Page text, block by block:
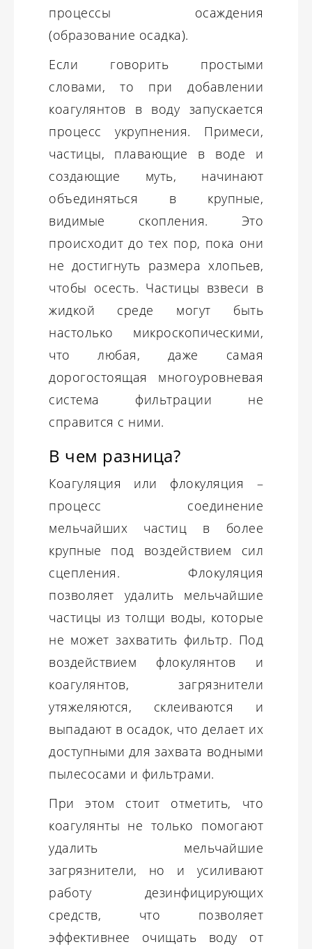
процессы осаждения
(образование осадка).
Если говорить простыми
словами, то при добавлении
коагулянтов в воду запускается
процесс укрупнения. Примеси,
частицы, плавающие в воде и
создающие муть, начинают
объединяться в крупные,
видимые скопления. Это
происходит до тех пор, пока они
не достигнуть размера хлопьев,
чтобы осесть. Частицы взвеси в
жидкой среде могут быть
настолько микроскопическими,
что любая, даже самая
дорогостоящая многоуровневая
система фильтрации не
справится с ними.
В чем разница?
Коагуляция или флокуляция –
процесс соединение
мельчайших частиц в более
крупные под воздействием сил
сцепления. Флокуляция
позволяет удалить мельчайшие
частицы из толщи воды, которые
не может захватить фильтр. Под
воздействием флокулянтов и
коагулянтов, загрязнители
утяжеляются, склеиваются и
выпадают в осадок, что делает их
доступными для захвата водными
пылесосами и фильтрами.
При этом стоит отметить, что
коагулянты не только помогают
удалить мельчайшие
загрязнители, но и усиливают
работу дезинфицирующих
средств, что позволяет
эффективнее очищать воду от